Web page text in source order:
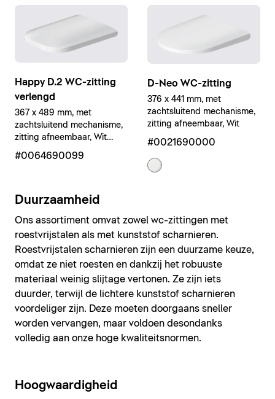
Happy D.2 WC-zitting
verlengd
367 x 489 mm, met
zachtsluitend mechanisme,
zitting afneembaar, Wit
Hoogglans
#0064690099
D-Neo WC-zitting
376 x 441 mm, met
zachtsluitend mechanisme,
zitting afneembaar, Wit
#0021690000
Duurzaamheid
Ons assortiment omvat zowel wc-zittingen met
roestvrijstalen als met kunststof scharnieren.
Roestvrijstalen scharnieren zijn een duurzame keuze,
omdat ze niet roesten en dankzij het robuuste
materiaal weinig slijtage vertonen. Ze zijn iets
duurder, terwijl de lichtere kunststof scharnieren
voordeliger zijn. Deze moeten doorgaans sneller
worden vervangen, maar voldoen desondanks
volledig aan onze hoge kwaliteitsnormen.
Hoogwaardigheid